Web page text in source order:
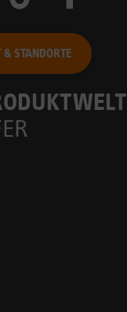
& STANDORTE